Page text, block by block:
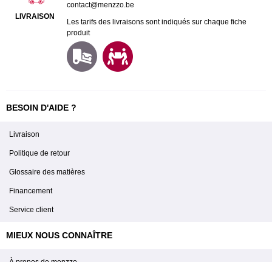
LIVRAISON
contact@menzzo.be
Les tarifs des livraisons sont indiqués sur chaque fiche
produit
BESOIN D'AIDE ?
Livraison
Politique de retour
Glossaire des matières
Financement
Service client
MIEUX NOUS CONNAÎTRE